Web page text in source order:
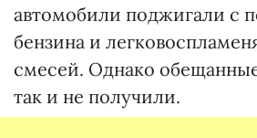
автомобили поджигали с
бензина и
смесей. Однако
так и не получили.